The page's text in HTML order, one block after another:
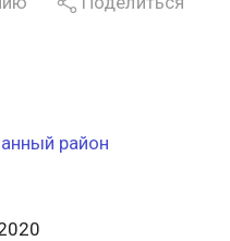
район